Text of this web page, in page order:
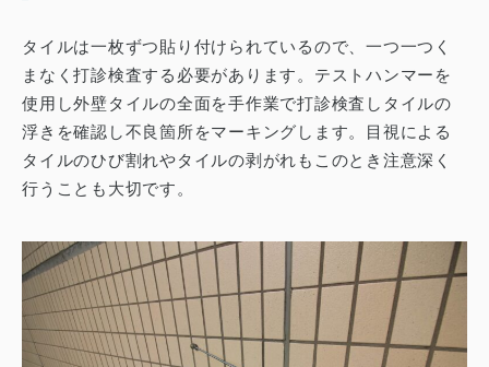
タイルは一枚ずつ貼り付けられているので、一つ一つく
まなく打診検査する必要があります。 テストハンマーを
使用し外壁タイルの全面を手作業で打診検査しタイルの
浮きを確認し不良箇所をマーキングします。
目視による
タイルのひび割れやタイルの剥がれもこのとき注意深く
行うことも大切です。